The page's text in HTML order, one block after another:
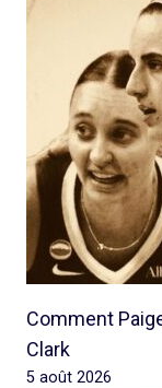
Comment
Clark
5 août 2026